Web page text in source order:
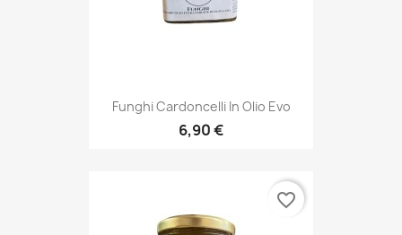
Funghi Cardoncelli In Olio Evo
6,90 €
favorite_border